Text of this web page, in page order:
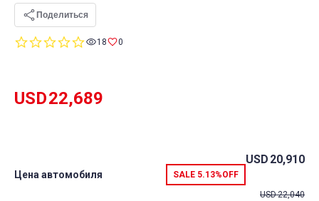
0.018 0
USD22,689
Цена автомобиля SALE 5.13%OFF
USD 20,910
USD22,040
Поделиться